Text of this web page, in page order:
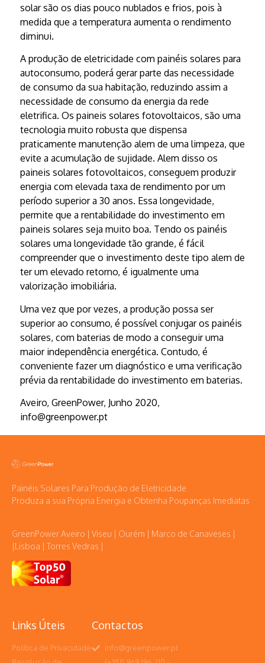
solar são os dias pouco nublados e frios, pois à
medida que a temperatura aumenta o rendimento
diminui.
A produção de eletricidade com painéis solares para
autoconsumo, poderá gerar parte das necessidade
de consumo da sua habitação, reduzindo assim a
necessidade de consumo da energia da rede
eletrifica. Os paineis solares fotovoltaicos, são uma
tecnologia muito robusta que dispensa
praticamente manutenção alem de uma limpeza, que
evite a acumulação de sujidade. Alem disso os
paineis solares fotovoltaicos, conseguem produzir
energia com elevada taxa de rendimento por um
período superior a 30 anos. Essa longevidade,
permite que a rentabilidade do investimento em
paineis solares seja muito boa. Tendo os painéis
solares uma longevidade tão grande, é fácil
compreender que o investimento deste tipo alem de
ter um elevado retorno, é igualmente uma
valorização imobiliária.
Uma vez que por vezes, a produção possa ser
superior ao consumo, é possível conjugar os painéis
solares, com baterias de modo a conseguir uma
maior independência energética. Contudo, é
conveniente fazer um diagnóstico e uma verificação
prévia da rentabilidade do investimento em baterias.
Aveiro, GreenPower, Junho 2020,
info@greenpower.pt
Painéis Solares Para Produção de Eletricidade.
Produza a sua Própria Energia e Obtenha Poupanças Imediatas
GreenPower Aveiro | Viseu | Ourém | Marco de Canaveses |
|Lisboa | Torres Vedras |
Links Úteis
Política de Privacidade
Contactos
Info@greenpower.pt